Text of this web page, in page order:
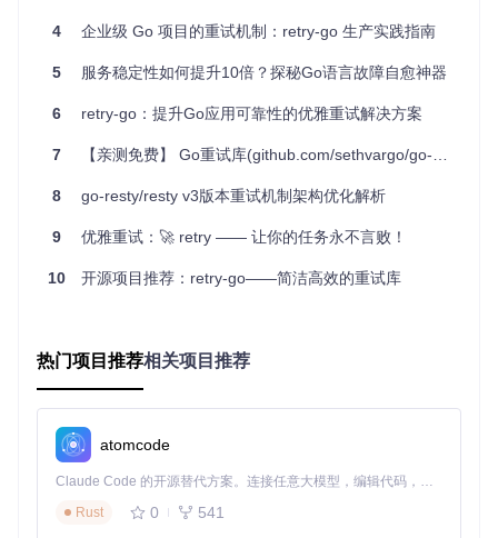
)
func main() {
// 基础重试示例：最多10次尝试，默认指数退避策略
    err := retry.Do(
func()
            resp, err := http.Get(
"https://
err != nil {
err // 发生错误时触发重试
            }
defer
resp.Body.Close()
return err
            }
            responseBody = body
        },
    )
4 企业级 Go 项目的重试机制：retry-go 生产实践指南
5 服务稳定性如何提升10倍？探秘Go语言故障自愈神器
6 retry-go：提升Go应用可靠性的优雅重试解决方案
7 【亲测免费】 Go重试库(github.com/sethvargo/go-retry)使用手册
8 go-resty/resty v3版本重试机制架构优化解析
9 优雅重试：🚀 retry —— 让你的任务永不言败！
10 开源项目推荐：retry-go——简洁高效的重试库
热门项目推荐相关项目推荐
atomcode
Claude Code 的开源替代方案。连接任意大模型，编辑代码，运行命令，自动验证 — 全自动执行。用 Rust 构建，极致性能。 ｜ An open-source alternative to Claude Code. Connect any LLM, edit code, run commands, and verify changes — autonomously. Built in Rust for speed. Get Started
Rust
0 541